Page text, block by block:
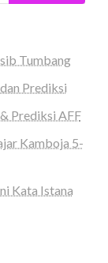
Tumbang
Prediksi
Prediksi AFF
Kamboja 5-
Kata Istana